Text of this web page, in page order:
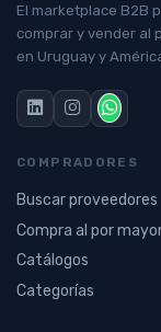
El marketplace B2B
comprar y vender al
en Uruguay y
COMPRADORES
Buscar proveedores
Compra al por
Catálogos
Categorías